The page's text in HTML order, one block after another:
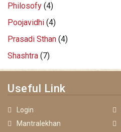
Philosofy (4)
Poojavidhi (4)
Prasadi Sthan (4)
Shashtra (7)
Useful Link
Login
Mantralekhan